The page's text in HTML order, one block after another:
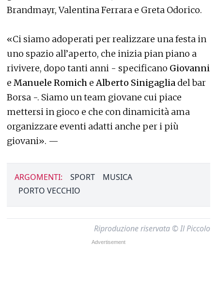
Brandmayr, Valentina Ferrara e Greta Odorico.
«Ci siamo adoperati per realizzare una festa in
uno spazio all’aperto, che inizia pian piano a
rivivere, dopo tanti anni - specificano Giovanni
e Manuele Romich eAlberto Sinigaglia del bar
Borsa -. Siamo un team giovane cui piace
mettersi in gioco e che con dinamicità ama
organizzare eventi adatti anche per i più
giovani». —
ARGOMENTI: SPORT
MUSICA
PORTO VECCHIO
Riproduzione riservata © Il Piccolo